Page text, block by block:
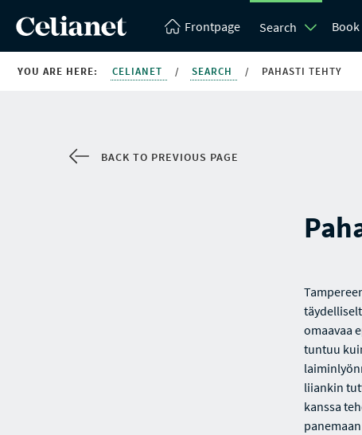
Frontpage Search
YOU ARE HERE: CELIANET / SEARCH / PAHASTI TEHTY
BACK TO PREVIOUS PAGE
omaavaa
tuntuu
liiankin
kanssa